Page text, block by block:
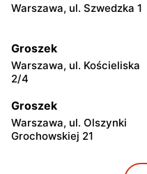
Warszawa, ul. Szwedzka 1
Groszek
Warszawa, ul. Kościeliska
2/4
Groszek
Warszawa, ul. Olszynki
Grochowskiej 21